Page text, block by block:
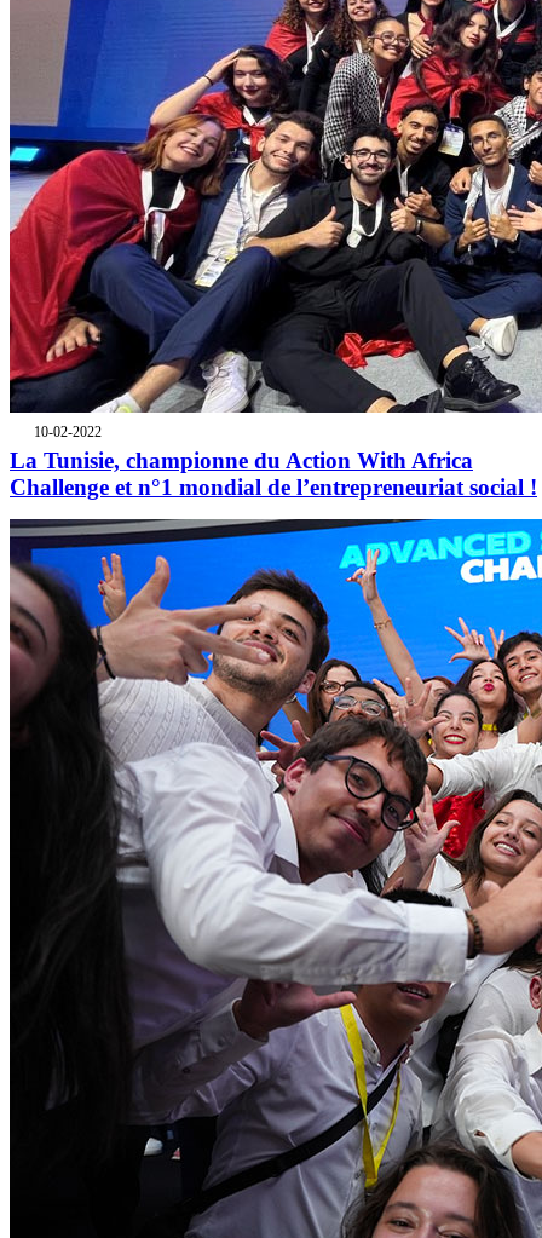
10-02-2022
La Tunisie, championne du Action With Africa
Challenge et n°1 mondial de l’entrepreneuriat social !